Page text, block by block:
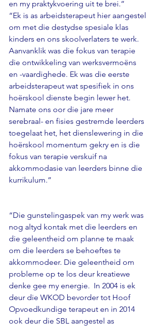
en my praktykvoering uit te brei.”
“Ek is as arbeidsterapeut hier aangestel
om met die destydse spesiale klas
kinders en ons skoolverlaters te werk.
Aanvanklik was die fokus van terapie
die ontwikkeling van werksvermoëns
en -vaardighede. Ek was die eerste
arbeidsterapeut wat spesifiek in ons
hoërskool dienste begin lewer het.
Namate ons oor die jare meer
serebraal- en fisies gestremde leerders
toegelaat het, het dienslewering in die
hoërskool momentum gekry en is die
fokus van terapie verskuif na
akkommodasie van leerders binne die
kurrikulum.”
“Die gunstelingaspek van my werk was
nog altyd kontak met die leerders en
die geleentheid om planne te maak
om die leerders se behoeftes te
akkommodeer. Die geleentheid om
probleme op te los deur kreatiewe
denke gee my energie.  In 2004 is ek
deur die WKOD bevorder tot Hoof
Opvoedkundige terapeut en in 2014
ook deur die SBL aangestel as